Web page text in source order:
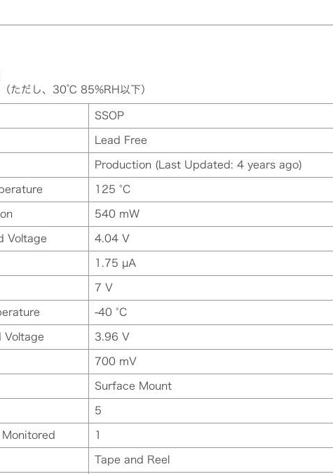
ただし、30℃ 85%RH以下）
SSOP
Lead Free
Production (Last Updated: 4 years ago)
125 °C
540 mW
Voltage 4.04 V
1.75 µA
7 V
-40 °C
Voltage 3.96 V
700 mV
Surface Mount
5
1
Tape and Reel